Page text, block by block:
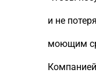
и не
моющим